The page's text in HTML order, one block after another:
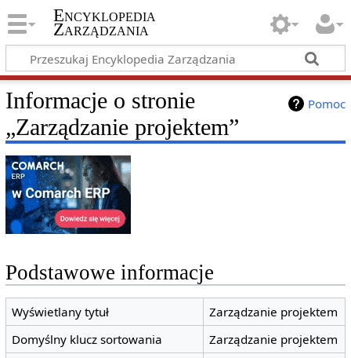
Encyklopedia
Zarządzania
Pomoc
Informacje o stronie
„Zarządzanie projektem”
Podstawowe informacje
Wyświetlany tytuł
Zarządzanie projektem
Domyślny klucz sortowania
Zarządzanie projektem